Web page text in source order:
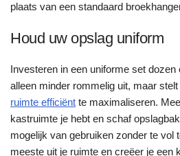
plaats van een standaard
Houd uw opslag uniform
Investeren in een uniforme set
alleen minder rommelig uit, maar
ruimte efficiënt te maximaliseren.
kastruimte je hebt en schaf
mogelijk van gebruiken zonder te vol
meeste uit je ruimte en creëer je een